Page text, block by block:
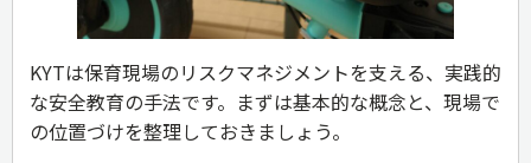
KYTは保育現場のリスクマネジメントを支える、実践的
な安全教育の手法です。まずは基本的な概念と、現場で
の位置づけを整理しておきましょう。